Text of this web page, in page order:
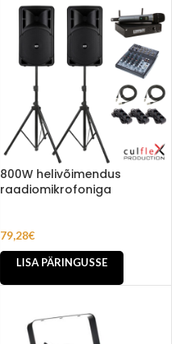
800W helivõimendus
raadiomikrofoniga
79,28€
LISA PÄRINGUSSE